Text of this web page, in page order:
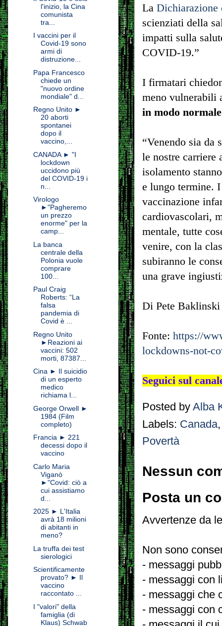
La Dichiarazione
scienziati della
impatti sulla
COVID-19.”
I firmatari
meno vulnerabili
in modo
“Venendo sia da
le nostre carriere
isolamento
e lungo termine.
vaccinazione
cardiovascolari,
mentale, tutte
venire, con la
subiranno le
una grave
Di Pete Baklinski
Fonte: https://
lockdowns-not-
Seguici sul
Posted by Alba
Labels: Canada
Povertà
Nessun
Posta un
Avvertenze da
Non sono
- messaggi
- messaggi con
- messaggi che
- messaggi con
l'inizio, la Cina
comunista
tra...
I vaccini per il
Covid-19 sono
armi di
distruzione...
Papa Francesco
chiede un
"nuovo ordine
mondiale" d...
Regno Unito ►
20 aborti
spontanei
dopo il
vaccino,...
CANADA ► "I
lockdown
uccidono più
del COVID-19 i
n...
Virologo
►"Pagheremo
un prezzo
enorme" per la
camp...
La banca
centrale della
Polonia vuole
comprare
100...
Paul Craig
Roberts: “La
falsa
pandemia di
Covid è ...
Regno Unito
►Reazioni ai
vaccini: 502
morti, 87387...
Cina ► Il suicidio
di un esperto
medico
richiama l...
George Orwell ►
1984 (Film
completo)
Francia ► 221
decessi dopo il
vaccino
Carlo Maria
Viganò
►"Covid: ciò a
cui assistiamo
d...
2025 ► L'Italia
avrà 18 milioni
di abitanti in
meno?
La truffa dei test
sierologici
Scientificamente
provato? ► Il
vaccino
raccontato ...
I "valori" della
famiglia (di
Klaus) Schwab